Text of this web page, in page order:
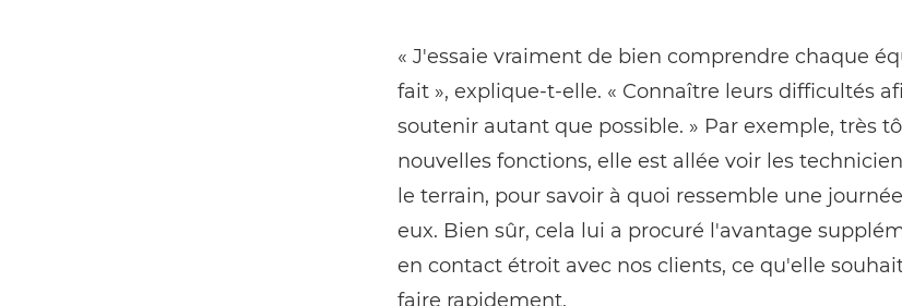
« J'essaie vraiment de bien comprendre chaque
fait », explique-t-elle. « Connaître leurs difficultés
soutenir autant que possible. » Par exemple, très
nouvelles fonctions, elle est allée voir les
le terrain, pour savoir à quoi ressemble une
eux. Bien sûr, cela lui a procuré l'avantage
en contact étroit avec nos clients, ce qu'elle
faire rapidement.